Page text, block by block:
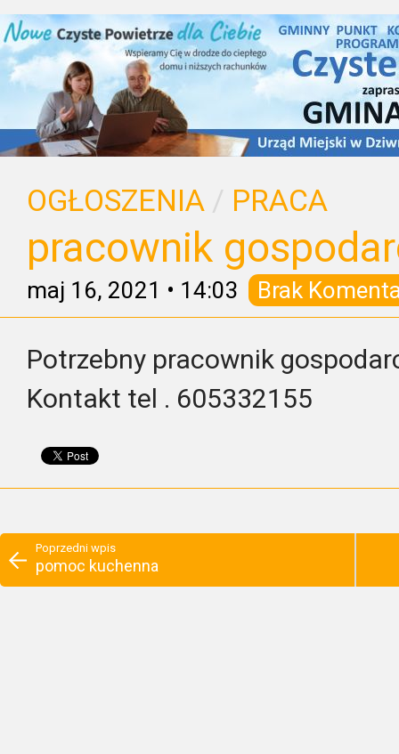
OGŁOSZENIA / PRACA
pracownik
maj 16, 2021 • 14:03 Brak
Potrzebny pracownik
Kontakt tel . 605332155
Poprzedni wpis
pomoc kuchenna